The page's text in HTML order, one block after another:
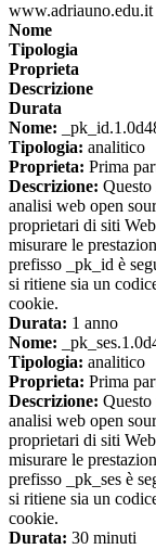
www.adriauno.edu.it
Nome
Tipologia
Proprieta
Descrizione
Durata
Nome:
Tipologia: analitico
Proprieta: Prima
Descrizione: Questo
analisi web open
proprietari di siti
misurare le
prefisso _pk_id è
si ritiene sia un
cookie.
Durata: 1 anno
Nome:
Tipologia: analitico
Proprieta: Prima
Descrizione: Questo
analisi web open
proprietari di siti
misurare le
prefisso _pk_ses è
si ritiene sia un
cookie.
Durata: 30 minuti